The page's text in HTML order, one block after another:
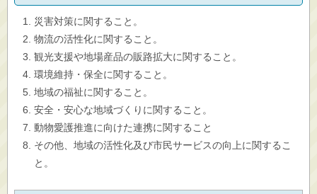
災害対策に関すること。
物流の活性化に関すること。
観光支援や地場産品の販路拡大に関すること。
環境維持・保全に関すること。
地域の福祉に関すること。
安全・安心な地域づくりに関すること。
動物愛護推進に向けた連携に関すること
その他、地域の活性化及び市民サービスの向上に関するこ
と。